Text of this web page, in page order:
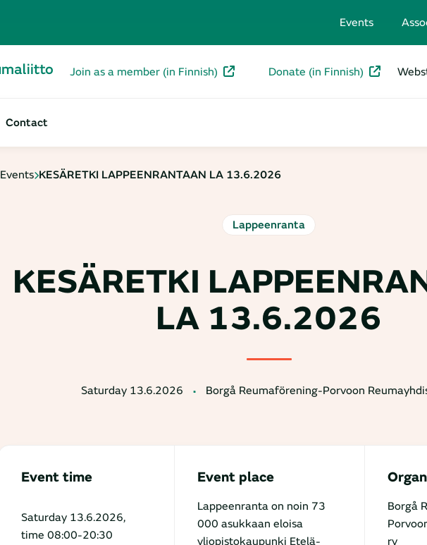
Events
Join as a member (in Finnish) Donate (in Finnish)
Contact
Events KESÄRETKI LAPPEENRANTAAN LA 13.6.2026
Lappeenranta
KESÄRETKI
LA 13.6.2026
Saturday 13.6.2026 Borgå Reumaförening-Porvoon
Event time
Saturday 13.6.2026,
time 08:00-20:30
Event place
Lappeenranta on noin 73
000 asukkaan eloisa
yliopistokaupunki Etelä-
Borgå
ry